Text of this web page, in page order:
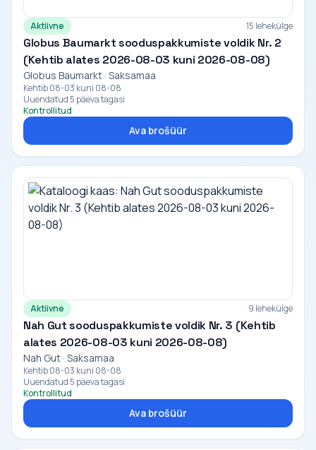
Aktiivne 15 lehekülge
Globus Baumarkt sooduspakkumiste voldik Nr. 2
(Kehtib alates 2026-08-03 kuni 2026-08-08)
Globus Baumarkt · Saksamaa
Kehtib 08-03 kuni 08-08
Uuendatud 5 päeva tagasi
Kontrollitud
Ava brošüür
Aktiivne 9 lehekülge
Nah Gut sooduspakkumiste voldik Nr. 3 (Kehtib
alates 2026-08-03 kuni 2026-08-08)
Nah Gut · Saksamaa
Kehtib 08-03 kuni 08-08
Uuendatud 5 päeva tagasi
Kontrollitud
Ava brošüür